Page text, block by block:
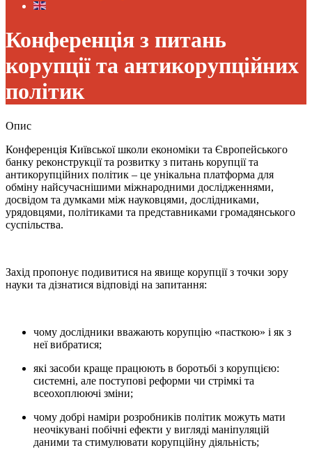
Конференція з питань
корупції та антикорупційних
політик
Опис
Конференція Київської школи економіки та Європейського
банку реконструкції та розвитку з питань корупції та
антикорупційних політик – це унікальна платформа для
обміну найсучаснішими міжнародними дослідженнями,
досвідом та думками між науковцями, дослідниками,
урядовцями, політиками та представниками громадянського
суспільства.
Захід пропонує подивитися на явище корупції з точки зору
науки та дізнатися відповіді на запитання:
чому дослідники вважають корупцію «пасткою» і як з
неї вибратися;
які засоби краще працюють в боротьбі з корупцією:
системні, але поступові реформи чи стрімкі та
всеохоплюючі зміни;
чому добрі наміри розробників політик можуть мати
неочікувані побічні ефекти у вигляді маніпуляцій
даними та стимулювати корупційну діяльність;